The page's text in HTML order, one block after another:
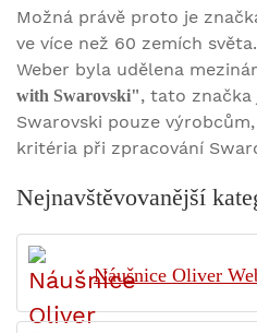
Možná právě proto je
ve více než 60 zemích
Weber byla udělena
with Swarovski", tato značka
Swarovski pouze
kritéria při zpracování
Nejnavštěvovanější
Náušnice Oliver